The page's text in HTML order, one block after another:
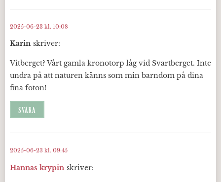
Karin skriver:
2025-06-23 kl. 10:08
Vitberget? Vårt gamla kronotorp låg vid Svartberget. Inte
undra på att naturen känns som min barndom på dina
fina foton!
SVARA
Hannas krypin skriver:
2025-06-23 kl. 09:45